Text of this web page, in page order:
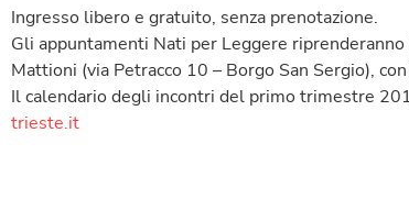
Ingresso libero e gratuito, senza prenotazione.
Gli appuntamenti Nati per Leggere
Mattioni (via Petracco 10 – Borgo San Sergio),
Il calendario degli incontri del primo trimestre
trieste.it